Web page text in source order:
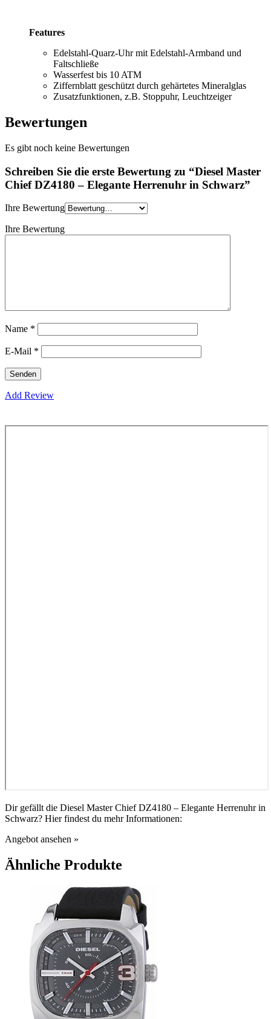
Features
Edelstahl-Quarz-Uhr mit Edelstahl-Armband und
Faltschließe
Wasserfest bis 10 ATM
Ziffernblatt geschützt durch gehärtetes Mineralglas
Zusatzfunktionen, z.B. Stoppuhr, Leuchtzeiger
Bewertungen
Es gibt noch keine Bewertungen
Schreiben Sie die erste Bewertung zu “Diesel Master
Chief DZ4180 – Elegante Herrenuhr in Schwarz”
Ihre Bewertung
Ihre Bewertung
Name *
E-Mail *
Add Review
Dir gefällt die Diesel Master Chief DZ4180 – Elegante Herrenuhr in
Schwarz? Hier findest du mehr Informationen:
Angebot ansehen »
Ähnliche Produkte